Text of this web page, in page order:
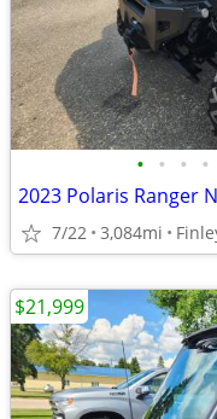
• • • •
2023 Polaris Ranger
7/22 3,084mi
$21,999